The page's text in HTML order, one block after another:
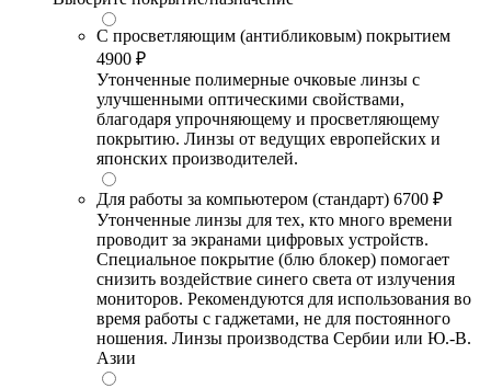
С просветляющим (антибликовым) покрытием
4900 ₽
Утонченные полимерные очковые линзы с
улучшенными оптическими свойствами,
благодаря упрочняющему и просветляющему
покрытию. Линзы от ведущих европейских и
японских производителей.
Для работы за компьютером (стандарт) 6700 ₽
Утонченные линзы для тех, кто много времени
проводит за экранами цифровых устройств.
Специальное покрытие (блю блокер) помогает
снизить воздействие синего света от излучения
мониторов. Рекомендуются для использования во
время работы с гаджетами, не для постоянного
ношения. Линзы производства Сербии или Ю.-В.
Азии